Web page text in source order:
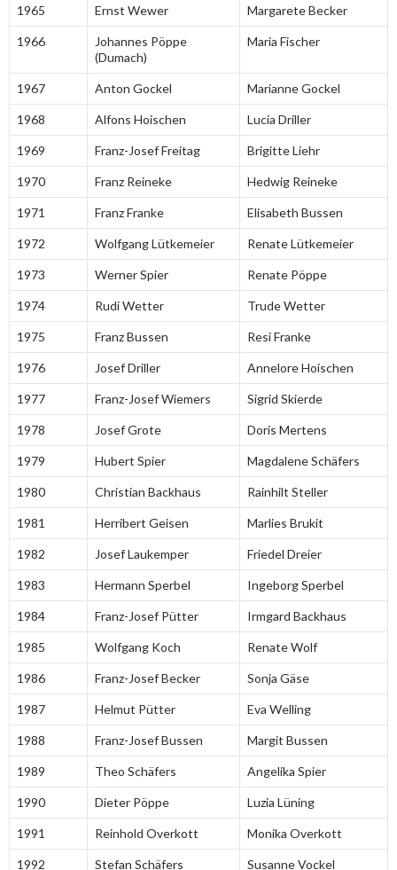
1965 Ernst Wewer Margarete Becker
1966
Johannes Pöppe
(Dumach)
Maria Fischer
1967 Anton Gockel Marianne Gockel
1968 Alfons Hoischen Lucia Driller
1969 Franz-Josef Freitag Brigitte Liehr
1970 Franz Reineke Hedwig Reineke
1971 Franz Franke Elisabeth Bussen
1972 Wolfgang Lütkemeier Renate Lütkemeier
1973 Werner Spier Renate Pöppe
1974 Rudi Wetter Trude Wetter
1975 Franz Bussen Resi Franke
1976 Josef Driller Annelore Hoischen
1977 Franz-Josef Wiemers Sigrid Skierde
1978 Josef Grote Doris Mertens
1979 Hubert Spier Magdalene Schäfers
1980 Christian Backhaus Rainhilt Steller
1981 Herribert Geisen Marlies Brukit
1982 Josef Laukemper Friedel Dreier
1983 Hermann Sperbel Ingeborg Sperbel
1984 Franz-Josef Pütter Irmgard Backhaus
1985 Wolfgang Koch Renate Wolf
1986 Franz-Josef Becker Sonja Gäse
1987 Helmut Pütter Eva Welling
1988 Franz-Josef Bussen Margit Bussen
1989 Theo Schäfers Angelika Spier
1990 Dieter Pöppe Luzia Lüning
1991 Reinhold Overkott Monika Overkott
1992 Stefan Schäfers Susanne Vockel